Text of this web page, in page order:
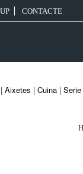
CONTACTE
| Aixetes | Cuina |